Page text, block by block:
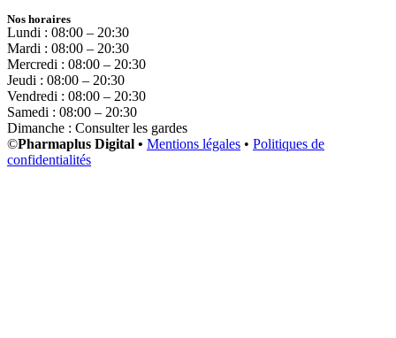
Nos horaires
Lundi : 08:00 – 20:30
Mardi : 08:00 – 20:30
Mercredi : 08:00 – 20:30
Jeudi : 08:00 – 20:30
Vendredi : 08:00 – 20:30
Samedi : 08:00 – 20:30
Dimanche : Consulter les gardes
©Pharmaplus Digital • Mentions légales • Politiques de
confidentialités